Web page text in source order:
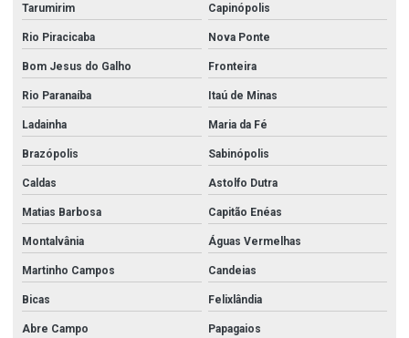
Tarumirim Capinópolis
Rio Piracicaba Nova Ponte
Bom Jesus do Galho Fronteira
Rio Paranaíba Itaú de Minas
Ladainha Maria da Fé
Brazópolis Sabinópolis
Caldas Astolfo Dutra
Matias Barbosa Capitão Enéas
Montalvânia Águas Vermelhas
Martinho Campos Candeias
Bicas Felixlândia
Abre Campo Papagaios